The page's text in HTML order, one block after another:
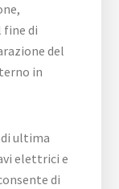
di
del
in
ultima
elettrici e
di